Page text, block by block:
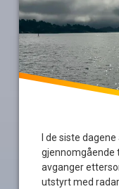
I de siste
gjennomgående
avganger
utstyrt med